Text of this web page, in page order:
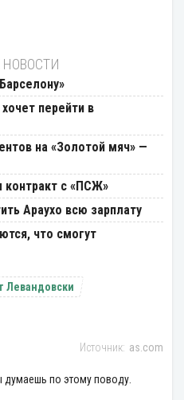
перейти в
на «Золотой мяч» —
контракт с «ПСЖ»
Араухо всю зарплату
что смогут
Левандовски
as.com
думаешь по этому поводу.